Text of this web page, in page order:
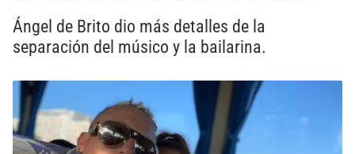
Ángel de Brito dio más detalles de la
separación del músico y la bailarina.